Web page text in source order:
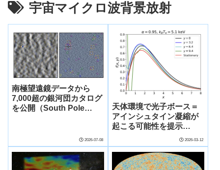
宇宙マイクロ波背景放射
南極望遠鏡データから
7,000超の銀河団カタログ
を公開（South Pole
clusters）
2026-07-08
天体環境で光子ボース＝
アインシュタイン凝縮が
起こる可能性を提示
Possibility of Photon
Bose-Einstein
Condensation in
2026-03-12